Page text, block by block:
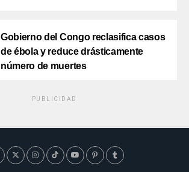
Gobierno del Congo reclasifica casos
de ébola y reduce drásticamente
número de muertes
PUBLICIDAD